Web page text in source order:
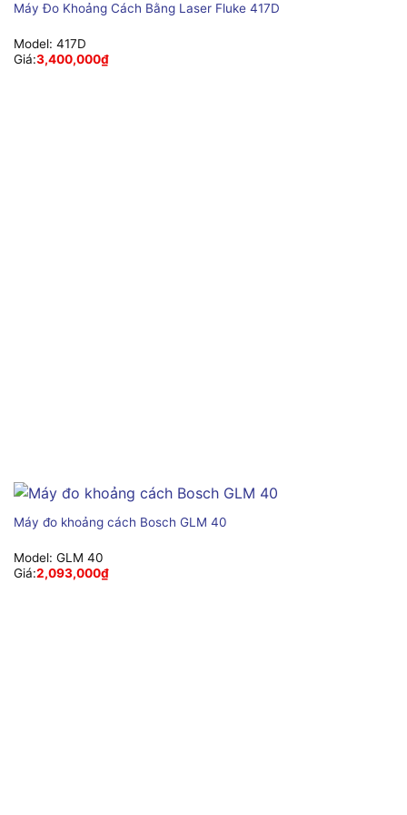
Máy Đo Khoảng Cách Bằng Laser Fluke 417D
Model: 417D
Giá:3,400,000₫
Máy đo khoảng cách Bosch GLM 40
Model: GLM 40
Giá:2,093,000₫